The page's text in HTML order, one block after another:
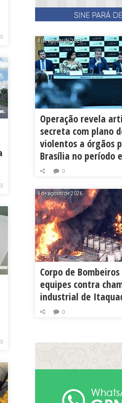
4 de agosto de 2026
Operação revela
secreta com plano
violentos a órgãos
Brasília no período
0
4 de agosto de 2026
Corpo de
equipes contra
industrial de
0